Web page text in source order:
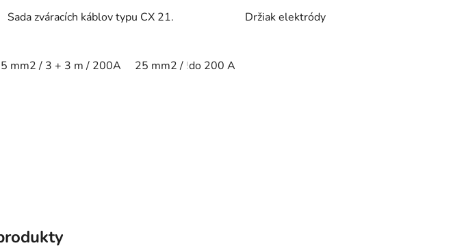
Sada zváracích káblov typu CX 21.
mm2 / 3 + 3 m / 200A 25 mm2 / 5 + 5 m / 300A
Držiak elektródy
do 200 A